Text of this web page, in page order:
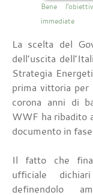
Bene
immediate
La scelta del
dell’uscita
Strategia
prima vittoria
corona anni di
WWF ha ribadito
documento in
Il fatto che
ufficiale
definendolo